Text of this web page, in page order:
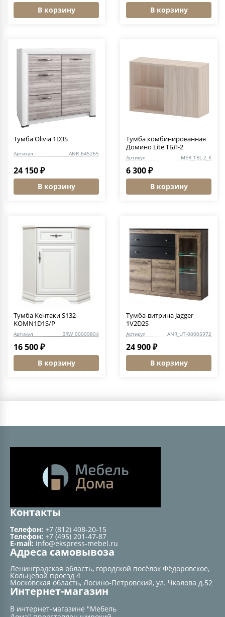
В корзину В корзину
Тумба Olivia 1D3S
Артикул ANR_645265
24 150 ₽
В корзину
Тумба комбинированная
Домино Lite ТБЛ-2
Артикул MER_TBL-2_K
6 300 ₽
В корзину
Тумба Кентаки S132-
KOMN1D1S/P
Артикул BRW_00009804
16 500 ₽
В корзину
Тумба-витрина Jagger
1V2D2S
Артикул ANR_UT-00005972
24 900 ₽
В корзину
Контакты
Телефон: +7 (812) 408-20-15
Телефон: +7 (495) 201-47-87
E-mail: info@ekspress-mebel.ru
Адреса самовывоза
Ленинградская область, городской посёлок Фёдоровское,
Кольцевой проезд 4
Московская область, Лосино-Петровский, ул. Чкалова д.52
Интернет-магазин
В интернет-магазине "Мебель